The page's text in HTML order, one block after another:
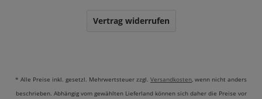
Vertrag widerrufen
* Alle Preise inkl. gesetzl. Mehrwertsteuer zzgl. Versandkosten, wenn nicht anders
beschrieben. Abhängig vom gewählten Lieferland können sich daher die Preise vor